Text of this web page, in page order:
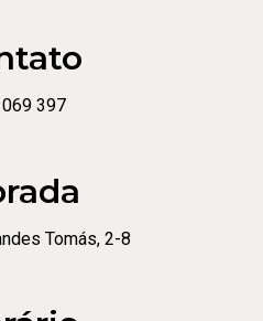
397
Tomás, 2-8